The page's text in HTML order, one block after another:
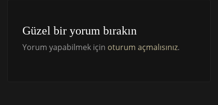
Güzel bir yorum bırakın
Yorum yapabilmek için oturum açmalısınız.